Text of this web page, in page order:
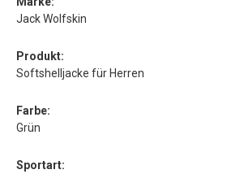
Jack Wolfskin
Produkt:
Softshelljacke für Herren
Farbe:
Grün
Sportart: